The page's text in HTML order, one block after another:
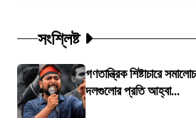
সংশ্লিষ্ট
গণতান্ত্রিক শিষ্টাচারে
দলগুলোর প্রতি আহ্বা...